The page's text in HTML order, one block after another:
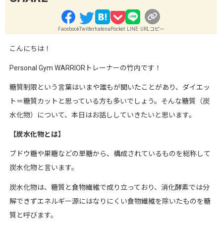
FacebookTwitterhatena Pocket LINE URLコピー
こんにちは！
Personal Gym WARRIOR トレーナーの竹内です！
糖質制限という言葉はいまや誰もが聞いたことがあり、ダイエッ
ト＝糖質カットと思っている方も多いでしょう。そんな糖質（炭
水化物）について、本日はお話ししていきたいと思います。
【炭水化物とは】
ブドウ糖や果糖などの単糖から、構成されているものを総称して
炭水化物と言います。
炭水化物は、糖質と食物繊維で成り立っており、消化酵素では分
解できずエネルギー源にはなりにくい食物繊維を除いたものを糖
質と呼びます。